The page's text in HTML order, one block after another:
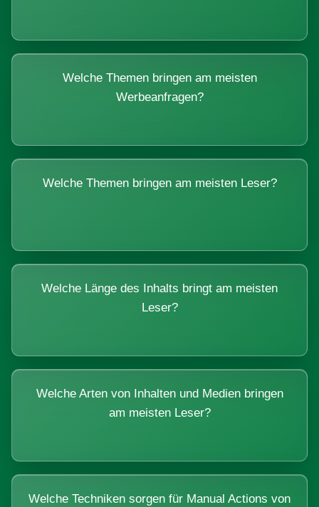
Welche Themen bringen am meisten
Werbeanfragen?
Welche Themen bringen am meisten Leser?
Welche Länge des Inhalts bringt am meisten
Leser?
Welche Arten von Inhalten und Medien bringen
am meisten Leser?
Welche Techniken sorgen für Manual Actions von